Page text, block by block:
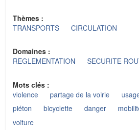
Thèmes :
TRANSPORTS
CIRCULATION
Domaines :
REGLEMENTATION
SECURITE
Mots clés :
violence
partage de la voirie
piéton
bicyclette danger
voiture